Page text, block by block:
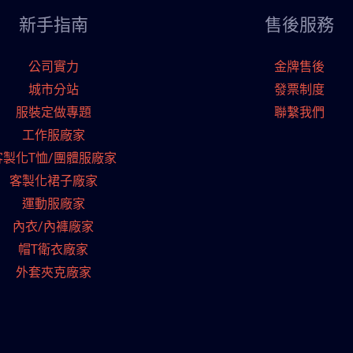
新手指南
公司實力
城市分站
服裝定做專題
工作服廠家
製化T恤/團體服廠家
客製化裙子廠家
運動服廠家
內衣/內褲廠家
帽T衛衣廠家
外套夾克廠家
售後服務
金牌售後
發票制度
聯繫我們